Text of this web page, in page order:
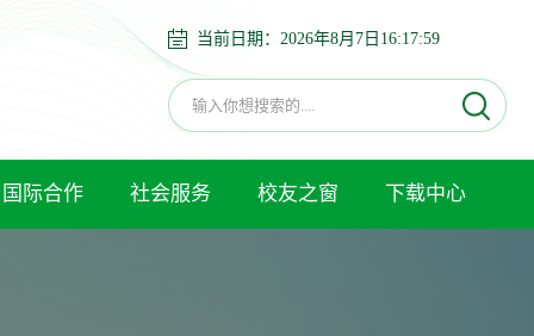
当前日期： 2026年8月7日16:18:00
国际合作 社会服务 校友之窗 下载中心